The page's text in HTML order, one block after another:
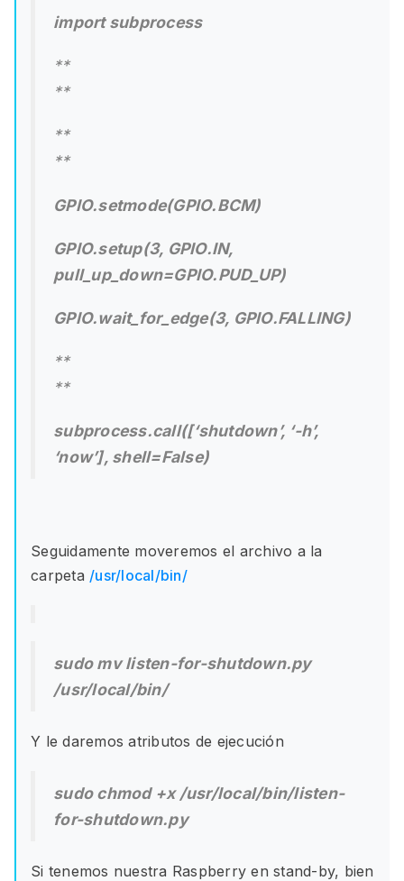
import subprocess
**
**
**
**
GPIO.setmode(GPIO.BCM)
GPIO.setup(3, GPIO.IN,
pull_up_down=GPIO.PUD_UP)
GPIO.wait_for_edge(3, GPIO.FALLING)
**
**
subprocess.call([‘shutdown’, ‘-h’,
‘now’], shell=False)
Seguidamente moveremos el archivo a la
carpeta /usr/local/bin/
sudo mv listen-for-shutdown.py
/usr/local/bin/
Y le daremos atributos de ejecución
sudo chmod +x /usr/local/bin/listen-
for-shutdown.py
Si tenemos nuestra Raspberry en stand-by, bien